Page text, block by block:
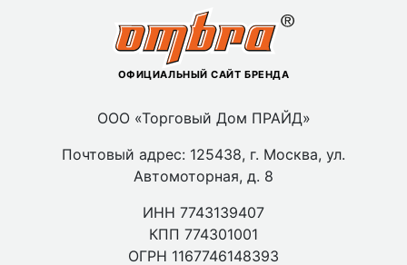
ОФИЦИАЛЬНЫЙ САЙТ БРЕНДА
ООО «Торговый Дом ПРАЙД»
Почтовый адрес: 125438, г. Москва, ул.
Автомоторная, д. 8
ИНН 7743139407
КПП 774301001
ОГРН 1167746148393